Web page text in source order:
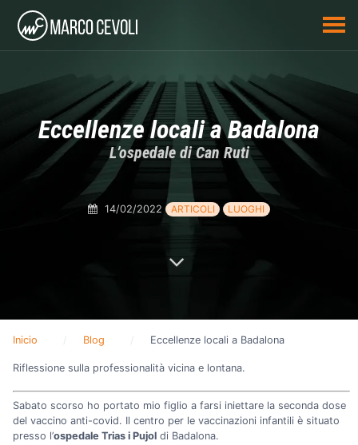
Eccellenze locali a Badalona
L’ospedale di Can Ruti
14/02/2022 ARTICOLI LUOGHI
Inicio Blog Eccellenze locali a Badalona
Riflessione sulla professionalità vicina e lontana.
Sabato scorso ho portato mio figlio a farsi iniettare la seconda dose
del vaccino anti-covid. Il centro per le vaccinazioni infantili è situato
presso l’ospedale Trias i Pujol di Badalona.